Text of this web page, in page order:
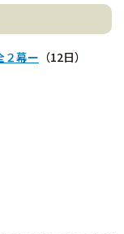
幕ー （12日）